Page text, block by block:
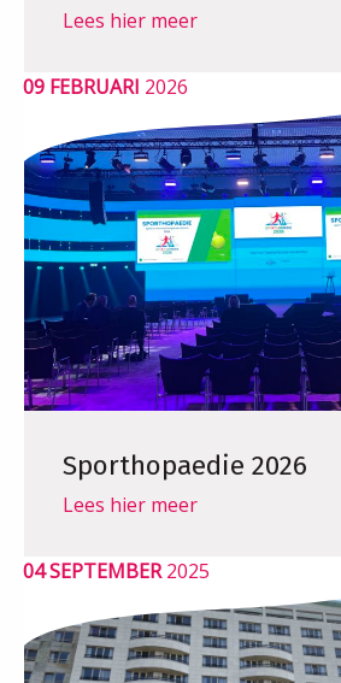
Lees hier meer
09 FEBRUARI 2026
Sporthopaedie 2026
Lees hier meer
04 SEPTEMBER2025